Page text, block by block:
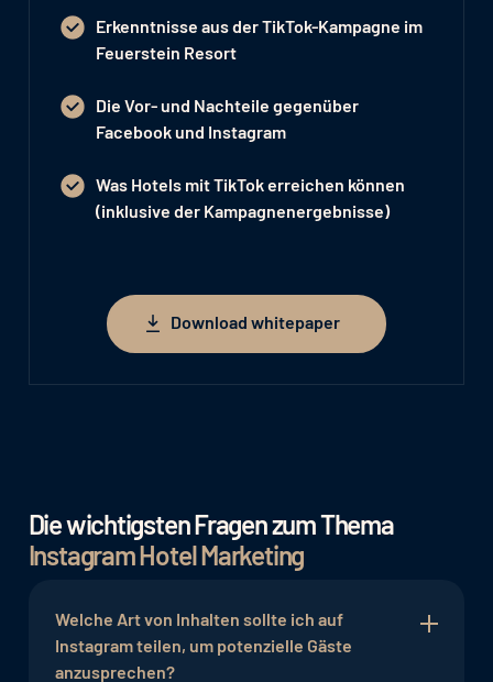
Erkenntnisse aus der TikTok-Kampagne im
Feuerstein Resort
Die Vor- und Nachteile gegenüber
Facebook und Instagram
Was Hotels mit TikTok erreichen können
(inklusive der Kampagnenergebnisse)
Download whitepaper
Download whitepaper
Die wichtigsten Fragen zum Thema
Instagram Hotel Marketing
Welche Art von Inhalten sollte ich auf
Instagram teilen, um potenzielle Gäste
anzusprechen?